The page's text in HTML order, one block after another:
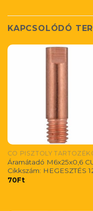
KAPCSOLÓDÓ
CO PISZTOLY
Áramátadó M6x25x0,6
Cikkszám: HEGESZTÉS
70Ft